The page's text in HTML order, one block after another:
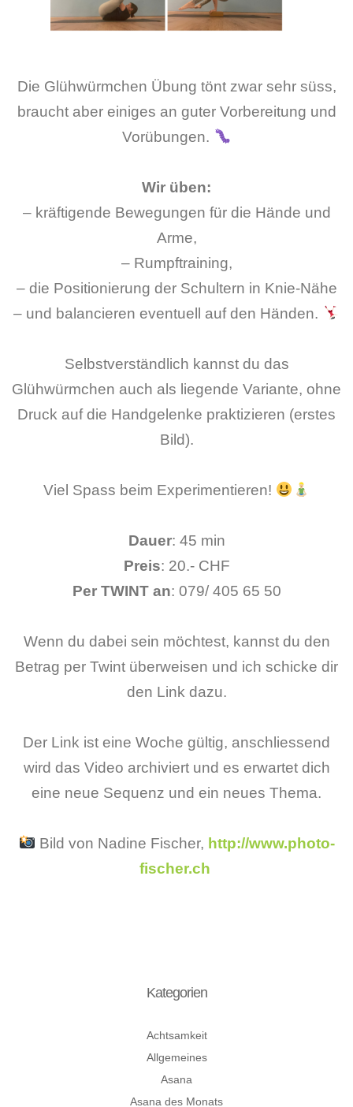
Die Glühwürmchen Übung tönt zwar sehr süss,
braucht aber einiges an guter Vorbereitung und
Vorübungen.
Wir üben:
– kräftigende Bewegungen für die Hände und
Arme,
– Rumpftraining,
– die Positionierung der Schultern in Knie-Nähe
– und balancieren eventuell auf den Händen.
Selbstverständlich kannst du das
Glühwürmchen auch als liegende Variante, ohne
Druck auf die Handgelenke praktizieren (erstes
Bild).
Viel Spass beim Experimentieren!
Dauer: 45 min
Preis: 20.- CHF
Per TWINT an: 079/ 405 65 50
Wenn du dabei sein möchtest, kannst du den
Betrag per Twint überweisen und ich schicke dir
den Link dazu.
Der Link ist eine Woche gültig, anschliessend
wird das Video archiviert und es erwartet dich
eine neue Sequenz und ein neues Thema.
Bild von Nadine Fischer, http://www.photo-
fischer.ch
Kategorien
Achtsamkeit
Allgemeines
Asana
Asana des Monats